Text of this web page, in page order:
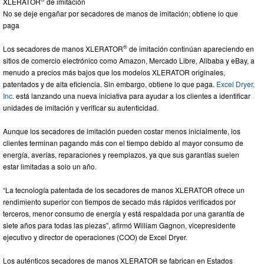
No se deje engañar por secadores de manos de imitación; obtiene lo que
paga
Los secadores de manos XLERATOR® de imitación continúan apareciendo en
sitios de comercio electrónico como Amazon, Mercado Libre, Alibaba y eBay, a
menudo a precios más bajos que los modelos XLERATOR originales,
patentados y de alta eficiencia. Sin embargo, obtiene lo que paga. Excel Dryer,
Inc. está lanzando una nueva iniciativa para ayudar a los clientes a identificar
unidades de imitación y verificar su autenticidad.
Aunque los secadores de imitación pueden costar menos inicialmente, los
clientes terminan pagando más con el tiempo debido al mayor consumo de
energía, averías, reparaciones y reemplazos, ya que sus garantías suelen
estar limitadas a solo un año.
“La tecnología patentada de los secadores de manos XLERATOR ofrece un
rendimiento superior con tiempos de secado más rápidos verificados por
terceros, menor consumo de energía y está respaldada por una garantía de
siete años para todas las piezas”, afirmó William Gagnon, vicepresidente
ejecutivo y director de operaciones (COO) de Excel Dryer.
Los auténticos secadores de manos XLERATOR se fabrican en Estados